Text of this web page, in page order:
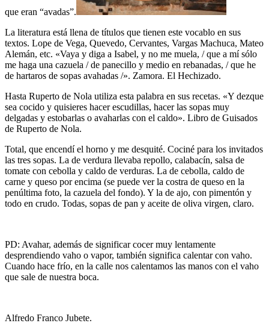
que eran “avadas”.
La literatura está llena de títulos que tienen este vocablo en sus
textos. Lope de Vega, Quevedo, Cervantes, Vargas Machuca, Mateo
Alemán, etc. «Vaya y diga a Isabel, y no me muela, / que a mí sólo
me haga una cazuela / de panecillo y medio en rebanadas, / que he
de hartaros de sopas avahadas /». Zamora. El Hechizado.
Hasta Ruperto de Nola utiliza esta palabra en sus recetas. «Y dezque
sea cocido y quisieres hacer escudillas, hacer las sopas muy
delgadas y estobarlas o avaharlas con el caldo». Libro de Guisados
de Ruperto de Nola.
Total, que encendí el horno y me desquité. Cociné para los invitados
las tres sopas. La de verdura llevaba repollo, calabacín, salsa de
tomate con cebolla y caldo de verduras. La de cebolla, caldo de
carne y queso por encima (se puede ver la costra de queso en la
penúltima foto, la cazuela del fondo). Y la de ajo, con pimentón y
todo en crudo. Todas, sopas de pan y aceite de oliva virgen, claro.
PD: Avahar, además de significar cocer muy lentamente
desprendiendo vaho o vapor, también significa calentar con vaho.
Cuando hace frío, en la calle nos calentamos las manos con el vaho
que sale de nuestra boca.
Alfredo Franco Jubete.